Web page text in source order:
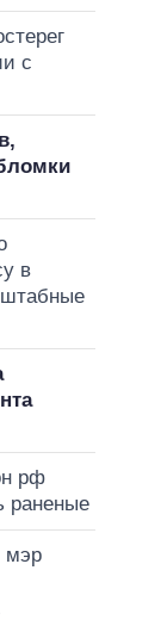
с
в
рф
раненые
мэр